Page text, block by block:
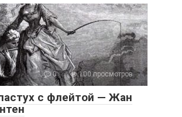
0 100 просмотров
с флейтой — Жан